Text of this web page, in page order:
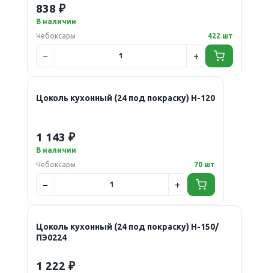
838 ₽
В наличии
Чебоксары
422 шт
Цоколь кухонный (24 под покраску) Н-120
1 143 ₽
В наличии
Чебоксары
70 шт
Цоколь кухонный (24 под покраску) Н-150/
ПЭ0224
1 222 ₽